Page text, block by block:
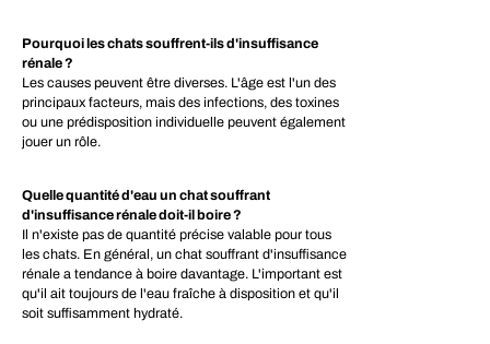
Pourquoi les chats souffrent-ils d'insuffisance
rénale ?
Les causes peuvent être diverses. L'âge est l'un des
principaux facteurs, mais des infections, des toxines
ou une prédisposition individuelle peuvent également
jouer un rôle.
Quelle quantité d'eau un chat souffrant
d'insuffisance rénale doit-il boire ?
Il n'existe pas de quantité précise valable pour tous
les chats. En général, un chat souffrant d'insuffisance
rénale a tendance à boire davantage. L'important est
qu'il ait toujours de l'eau fraîche à disposition et qu'il
soit suffisamment hydraté.